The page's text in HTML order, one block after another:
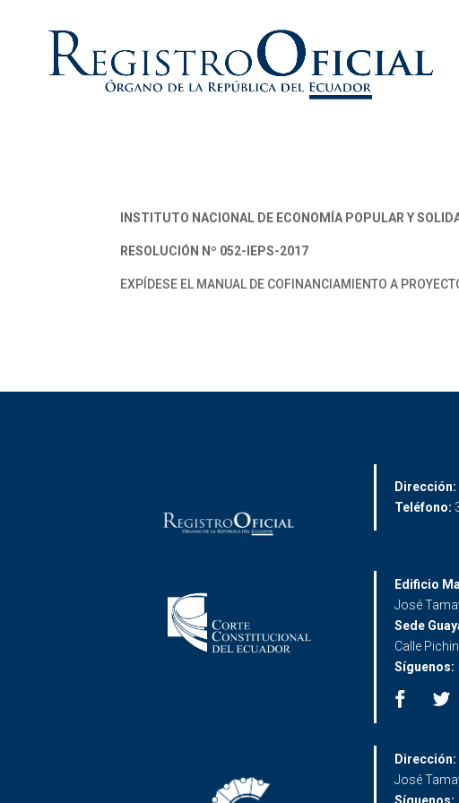
INSTITUTO NACIONAL DE ECONOMÍA POPULAR Y
RESOLUCIÓN Nº 052-IEPS-2017
EXPÍDESE EL MANUAL DE COFINANCIAMIENTO A
Dirección:
Teléfono:
Edificio
José
Sede
Calle
Síguenos:
Dirección:
José